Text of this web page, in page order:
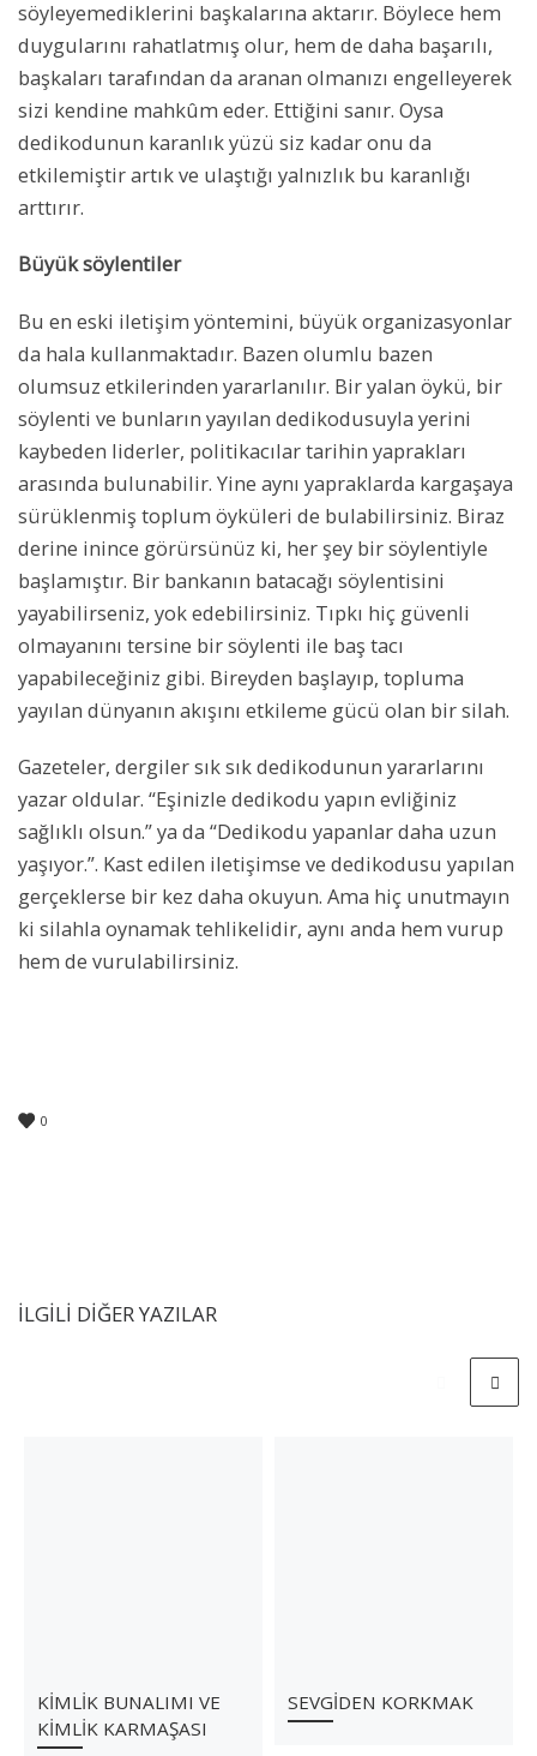
söyleyemediklerini başkalarına aktarır. Böylece hem
duygularını rahatlatmış olur, hem de daha başarılı,
başkaları tarafından da aranan olmanızı engelleyerek
sizi kendine mahkûm eder. Ettiğini sanır. Oysa
dedikodunun karanlık yüzü siz kadar onu da
etkilemiştir artık ve ulaştığı yalnızlık bu karanlığı
arttırır.
Büyük söylentiler
Bu en eski iletişim yöntemini, büyük organizasyonlar
da hala kullanmaktadır. Bazen olumlu bazen
olumsuz etkilerinden yararlanılır. Bir yalan öykü, bir
söylenti ve bunların yayılan dedikodusuyla yerini
kaybeden liderler, politikacılar tarihin yaprakları
arasında bulunabilir. Yine aynı yapraklarda kargaşaya
sürüklenmiş toplum öyküleri de bulabilirsiniz. Biraz
derine inince görürsünüz ki, her şey bir söylentiyle
başlamıştır. Bir bankanın batacağı söylentisini
yayabilirseniz, yok edebilirsiniz. Tıpkı hiç güvenli
olmayanını tersine bir söylenti ile baş tacı
yapabileceğiniz gibi. Bireyden başlayıp, topluma
yayılan dünyanın akışını etkileme gücü olan bir silah.
Gazeteler, dergiler sık sık dedikodunun yararlarını
yazar oldular. “Eşinizle dedikodu yapın evliğiniz
sağlıklı olsun.” ya da “Dedikodu yapanlar daha uzun
yaşıyor.”. Kast edilen iletişimse ve dedikodusu yapılan
gerçeklerse bir kez daha okuyun. Ama hiç unutmayın
ki silahla oynamak tehlikelidir, aynı anda hem vurup
hem de vurulabilirsiniz.
0
İLGILI DIĞER YAZILAR
KİMLİK BUNALIMI VE
KİMLİK KARMAŞASI
SEVGİDEN KORKMAK